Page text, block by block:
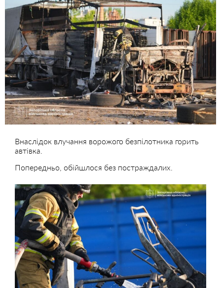
Внаслідок влучання ворожого безпілотника горить
автівка.
Попередньо, обійшлося без постраждалих.